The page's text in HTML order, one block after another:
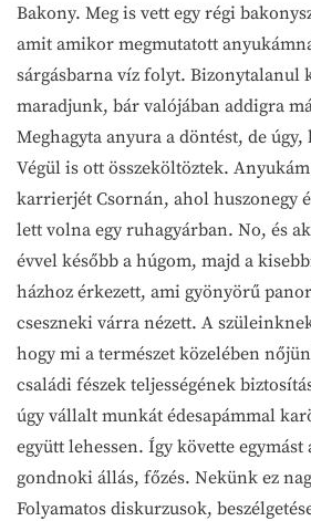
Bakony. Meg is vett egy régi
amit amikor megmutatott
sárgásbarna víz folyt. Bizonytalanul
maradjunk, bár valójában addigra
Meghagyta anyura a döntést, de
Végül is ott összeköltöztek.
karrierjét Csornán, ahol huszonegy
lett volna egy ruhagyárban. No, és
évvel később a húgom, majd a
házhoz érkezett, ami gyönyörű
cseszneki várra nézett. A
hogy mi a természet közelében
családi fészek teljességének
úgy vállalt munkát édesapámmal
együtt lehessen. Így követte egymást
gondnoki állás, főzés. Nekünk ez
Folyamatos diskurzusok,